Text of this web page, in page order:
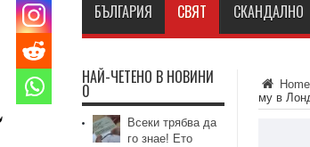
БЪЛГАРИЯ СВЯТ СКАНДАЛНО
Home
му в
НАЙ-ЧЕТЕНО В НОВИНИ
0
Всеки трябва да
го знае! Ето